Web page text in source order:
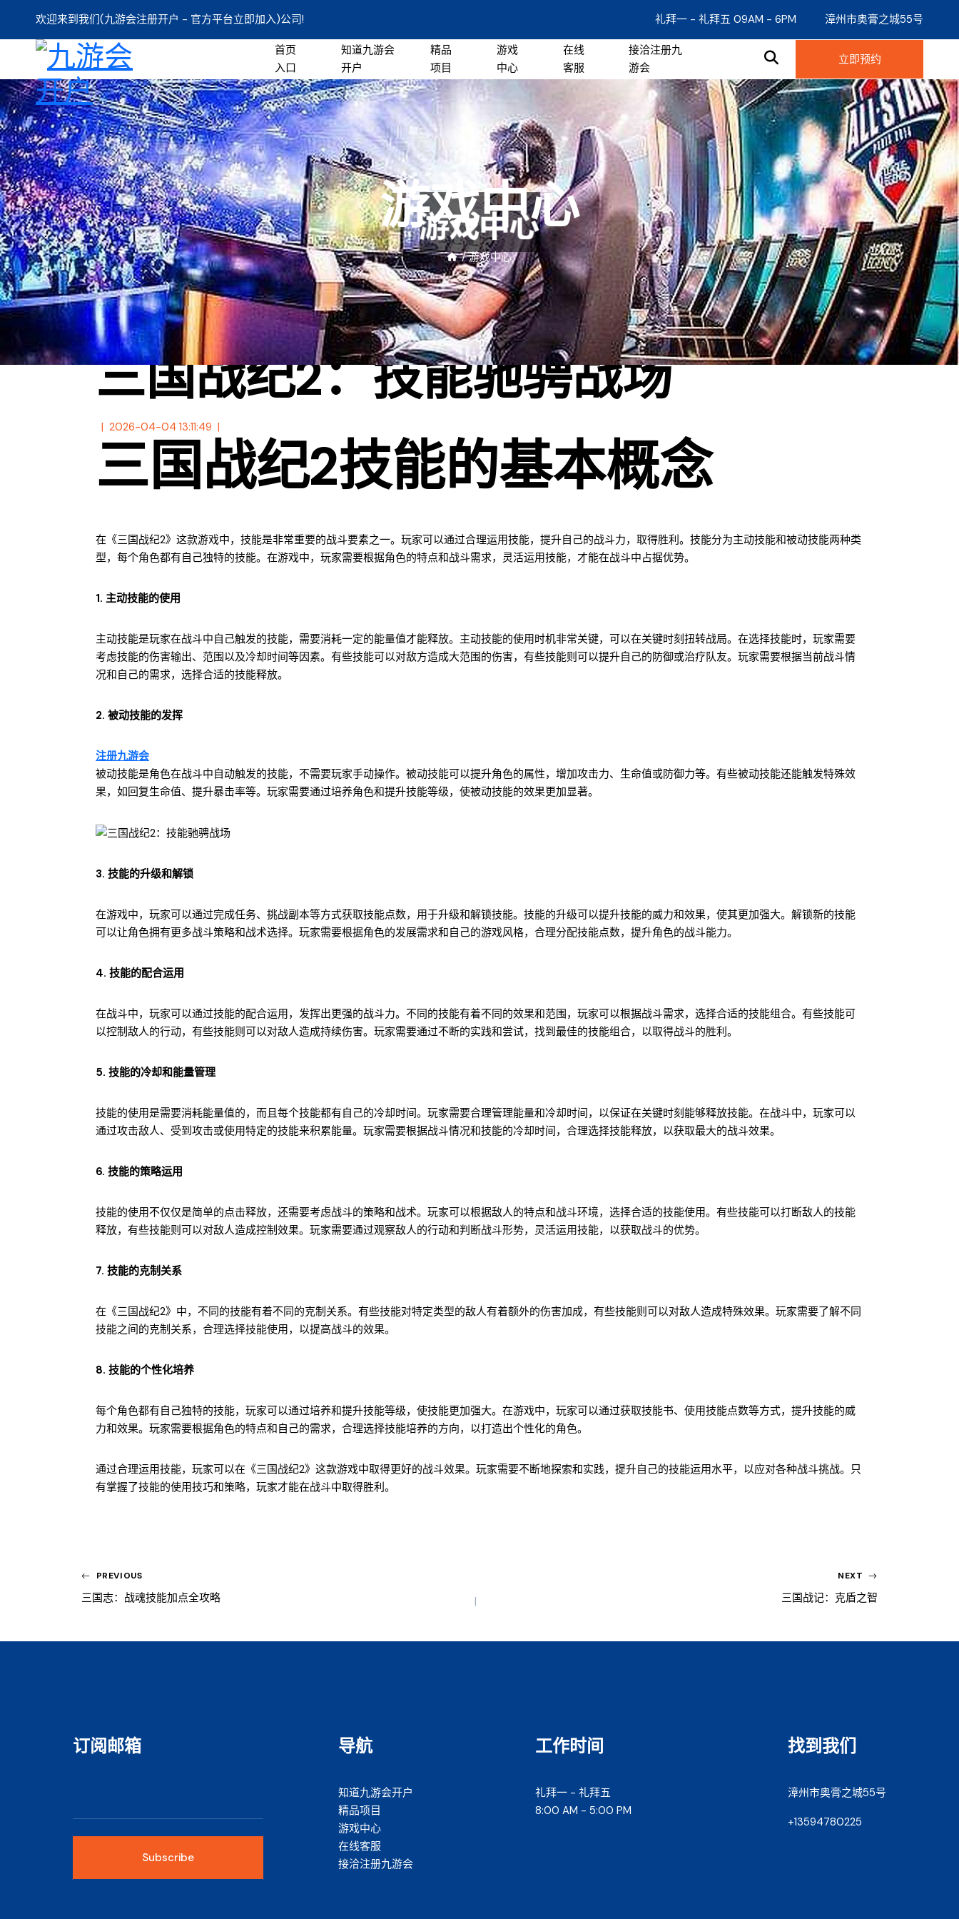
欢迎来到我们(九游会注册开户 - 官方平台立即加入)公司! 礼拜一 - 礼拜五 09AM - 6PM 漳州市奥膏之城55号
首页
入口
知道九游会
开户
精品
项目
游戏
中心
在线
客服
接洽注册九
游会
立即预约
游戏中心
/ 游戏中心
三国战纪2：技能驰骋战场
2026-04-04 13:11:49
三国战纪2技能的基本概念
在《三国战纪2》这款游戏中，技能是非常重要的战斗要素之一。玩家可以通过合理运用技能，提升自己的战斗力，取得胜利。技能分为主动技能和被动技能两种类
型，每个角色都有自己独特的技能。在游戏中，玩家需要根据角色的特点和战斗需求，灵活运用技能，才能在战斗中占据优势。
1. 主动技能的使用
主动技能是玩家在战斗中自己触发的技能，需要消耗一定的能量值才能释放。主动技能的使用时机非常关键，可以在关键时刻扭转战局。在选择技能时，玩家需要
考虑技能的伤害输出、范围以及冷却时间等因素。有些技能可以对敌方造成大范围的伤害，有些技能则可以提升自己的防御或治疗队友。玩家需要根据当前战斗情
况和自己的需求，选择合适的技能释放。
2. 被动技能的发挥
注册九游会
被动技能是角色在战斗中自动触发的技能，不需要玩家手动操作。被动技能可以提升角色的属性，增加攻击力、生命值或防御力等。有些被动技能还能触发特殊效
果，如回复生命值、提升暴击率等。玩家需要通过培养角色和提升技能等级，使被动技能的效果更加显著。
3. 技能的升级和解锁
在游戏中，玩家可以通过完成任务、挑战副本等方式获取技能点数，用于升级和解锁技能。技能的升级可以提升技能的威力和效果，使其更加强大。解锁新的技能
可以让角色拥有更多战斗策略和战术选择。玩家需要根据角色的发展需求和自己的游戏风格，合理分配技能点数，提升角色的战斗能力。
4. 技能的配合运用
在战斗中，玩家可以通过技能的配合运用，发挥出更强的战斗力。不同的技能有着不同的效果和范围，玩家可以根据战斗需求，选择合适的技能组合。有些技能可
以控制敌人的行动，有些技能则可以对敌人造成持续伤害。玩家需要通过不断的实践和尝试，找到最佳的技能组合，以取得战斗的胜利。
5. 技能的冷却和能量管理
技能的使用是需要消耗能量值的，而且每个技能都有自己的冷却时间。玩家需要合理管理能量和冷却时间，以保证在关键时刻能够释放技能。在战斗中，玩家可以
通过攻击敌人、受到攻击或使用特定的技能来积累能量。玩家需要根据战斗情况和技能的冷却时间，合理选择技能释放，以获取最大的战斗效果。
6. 技能的策略运用
技能的使用不仅仅是简单的点击释放，还需要考虑战斗的策略和战术。玩家可以根据敌人的特点和战斗环境，选择合适的技能使用。有些技能可以打断敌人的技能
释放，有些技能则可以对敌人造成控制效果。玩家需要通过观察敌人的行动和判断战斗形势，灵活运用技能，以获取战斗的优势。
7. 技能的克制关系
在《三国战纪2》中，不同的技能有着不同的克制关系。有些技能对特定类型的敌人有着额外的伤害加成，有些技能则可以对敌人造成特殊效果。玩家需要了解不同
技能之间的克制关系，合理选择技能使用，以提高战斗的效果。
8. 技能的个性化培养
每个角色都有自己独特的技能，玩家可以通过培养和提升技能等级，使技能更加强大。在游戏中，玩家可以通过获取技能书、使用技能点数等方式，提升技能的威
力和效果。玩家需要根据角色的特点和自己的需求，合理选择技能培养的方向，以打造出个性化的角色。
通过合理运用技能，玩家可以在《三国战纪2》这款游戏中取得更好的战斗效果。玩家需要不断地探索和实践，提升自己的技能运用水平，以应对各种战斗挑战。只
有掌握了技能的使用技巧和策略，玩家才能在战斗中取得胜利。
PREVIOUS
三国志：战魂技能加点全攻略
NEXT
三国战记：克盾之智
订阅邮箱
Subscribe
导航
知道九游会开户
精品项目
游戏中心
在线客服
接洽注册九游会
工作时间
礼拜一 - 礼拜五
8:00 AM - 5:00 PM
找到我们
漳州市奥膏之城55号
+13594780225